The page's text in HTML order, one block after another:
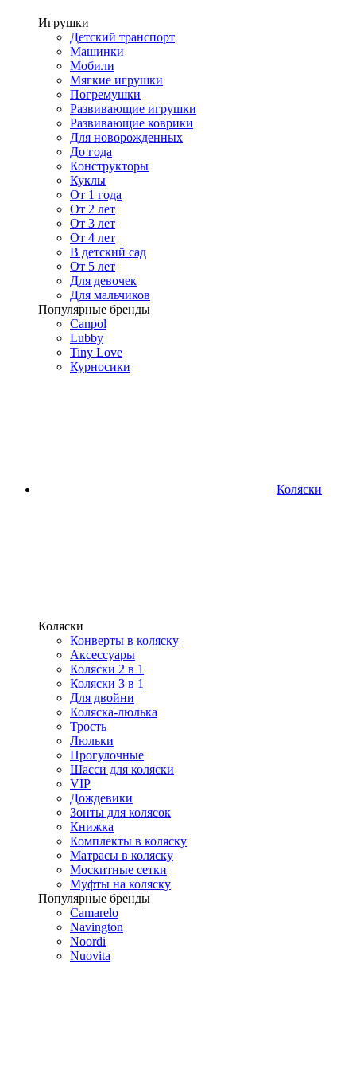
Игрушки
Детский транспорт
Машинки
Мобили
Мягкие игрушки
Погремушки
Развивающие игрушки
Развивающие коврики
Для новорожденных
До года
Конструкторы
Куклы
От 1 года
От 2 лет
От 3 лет
От 4 лет
В детский сад
От 5 лет
Для девочек
Для мальчиков
Популярные бренды
Canpol
Lubby
Tiny Love
Курносики
Коляски
Коляски
Конверты в коляску
Аксессуары
Коляски 2 в 1
Коляски 3 в 1
Для двойни
Коляска-люлька
Трость
Люльки
Прогулочные
Шасси для коляски
VIP
Дождевики
Зонты для колясок
Книжка
Комплекты в коляску
Матрасы в коляску
Москитные сетки
Муфты на коляску
Популярные бренды
Camarelo
Navington
Noordi
Nuovita